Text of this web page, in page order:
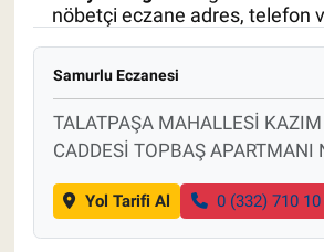
nöbetçi eczane adres, telefon
Samurlu Eczanesi
TALATPAŞA MAHALLESİ
CADDESİ TOPBAŞ APARTMANI
Yol Tarifi Al 0 (332) 710
Et fiyatları
Tarım Bilgisi
Yetiştirici Soruyor